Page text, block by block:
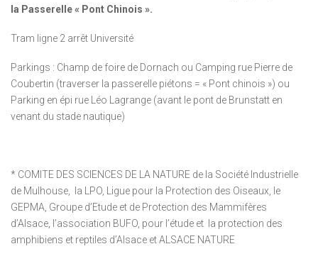
la Passerelle « Pont Chinois ».
Tram ligne 2 arrêt Université
Parkings : Champ de foire de Dornach ou Camping rue Pierre de
Coubertin (traverser la passerelle piétons = « Pont chinois ») ou
Parking en épi rue Léo Lagrange (avant le pont de Brunstatt en
venant du stade nautique)
* COMITE DES SCIENCES DE LA NATURE de la Société Industrielle
de Mulhouse, la LPO, Ligue pour la Protection des Oiseaux, le
GEPMA, Groupe d’Etude et de Protection des Mammifères
d’Alsace, l’association BUFO, pour l’étude et la protection des
amphibiens et reptiles d’Alsace et ALSACE NATURE